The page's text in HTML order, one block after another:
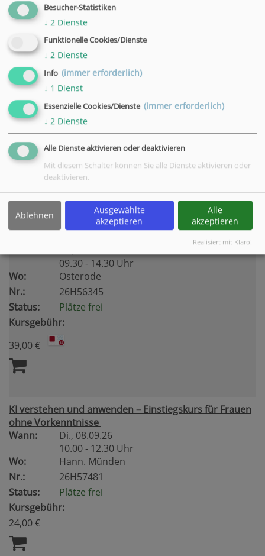
KI für Einsteiger und Senioren - Digitale Helfer im Alltag
Wann:
09.11.26 - 30.11.26
4 Termine
Wo:
Osterode
Nr.:
26H56344
Status:
Plätze frei
Kursgebühr:
77,00 €
Kreative KI - Bilder, Texte und Ideen mit künstlicher
09.30 - 14.30 Uhr
Wo:
Osterode
Nr.:
26H56345
Status:
Plätze frei
Kursgebühr:
39,00 €
KI verstehen und anwenden – Einstiegskurs für Frauen
ohne Vorkenntnisse
Wann:
Di., 08.09.26
10.00 - 12.30 Uhr
Wo:
Hann. Münden
Nr.:
26H57481
Status:
Plätze frei
Kursgebühr:
24,00 €
Besucher-Statistiken
↓ 2 Dienste
Funktionelle Cookies/Dienste
↓ 2 Dienste
Info (immer erforderlich)
↓ 1 Dienst
Essenzielle Cookies/Dienste (immer erforderlich)
↓ 2 Dienste
Alle Dienste aktivieren oder deaktivieren
Mit diesem Schalter können Sie alle Dienste aktivieren oder
deaktivieren.
Ablehnen
Ausgewählte
akzeptieren
Alle
akzeptieren
Realisiert mit Klaro!